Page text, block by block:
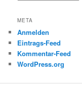
META
Anmelden
Eintrags-Feed
Kommentar-Feed
WordPress.org